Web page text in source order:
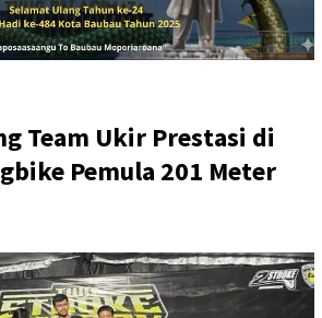
Team Ukir Prestasi di
Pemula 201 Meter